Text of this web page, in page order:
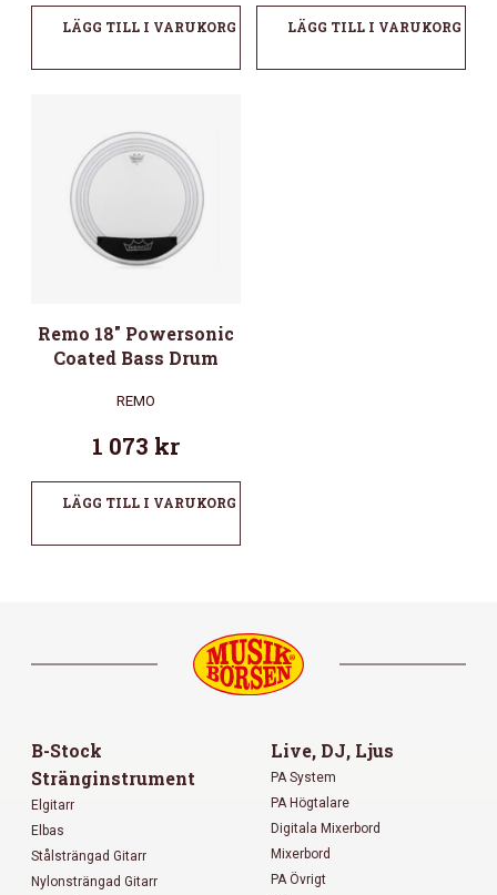
LÄGG TILL I VARUKORG LÄGG TILL I VARUKORG
Remo 18″ Powersonic
Coated Bass Drum
REMO
1 073 kr
LÄGG TILL I VARUKORG
B-Stock
Stränginstrument
Elgitarr
Elbas
Stålsträngad Gitarr
Nylonsträngad Gitarr
Live, DJ, Ljus
PA System
PA Högtalare
Digitala Mixerbord
Mixerbord
PA Övrigt